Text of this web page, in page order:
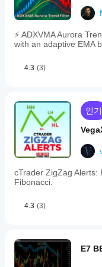
⚡ ADXVMA Aurora
with an adaptive EMA
4.3 (3)
인기
cTrader ZigZag Alerts:
Fibonacci.
4.3 (3)
E7